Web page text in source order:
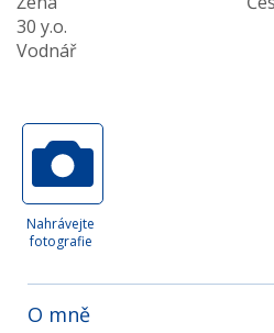
30 y.o.
Vodnář
Nahrávejte
fotografie
O mně